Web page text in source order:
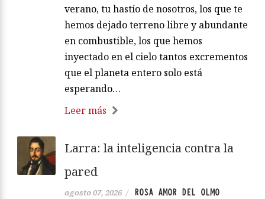
verano, tu hastío de nosotros, los que te
hemos dejado terreno libre y abundante
en combustible, los que hemos
inyectado en el cielo tantos excrementos
que el planeta entero solo está
esperando…
Leer más
Larra: la inteligencia contra la
pared
agosto 07, 2026 / ROSA AMOR DEL OLMO